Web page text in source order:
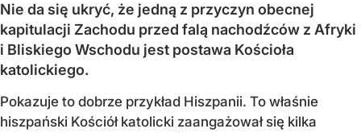
Nie da się ukryć, że jedną z przyczyn obecnej
kapitulacji Zachodu przed falą nachodźców z Afryki
i Bliskiego Wschodu jest postawa Kościoła
katolickiego.
Pokazuje to dobrze przykład Hiszpanii. To właśnie
hiszpański Kościół katolicki zaangażował się kilka